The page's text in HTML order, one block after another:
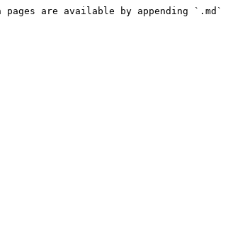
are available by appending `.md`